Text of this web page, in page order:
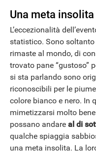
Una meta
L’eccezionalità
statistico. Sono soltanto
rimaste al mondo, di
trovato pane “gustoso”
si sta parlando sono
riconoscibili per le
colore bianco e nero. In
mimetizzarsi molto
possano andare al di
qualche spiaggia
una meta insolita. La